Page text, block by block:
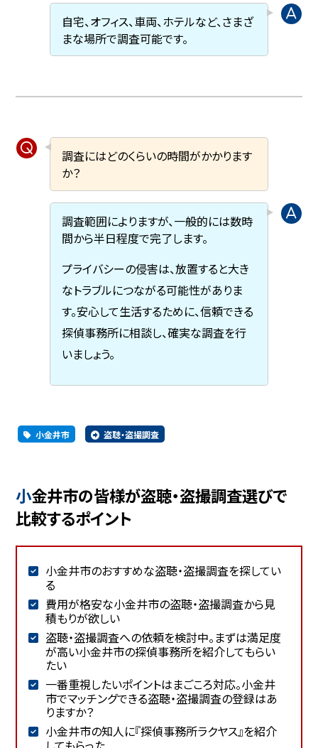
自宅、オフィス、車両、ホテルなど、さまざ
まな場所で調査可能です。
調査にはどのくらいの時間がかかります
か？
調査範囲によりますが、一般的には数時
間から半日程度で完了します。
プライバシーの侵害は、放置すると大き
なトラブルにつながる可能性がありま
す。安心して生活するために、信頼できる
探偵事務所に相談し、確実な調査を行
いましょう。
小金井市 盗聴・盗撮調査
小金井市の皆様が盗聴・盗撮調査選びで
比較するポイント
小金井市のおすすめな盗聴・盗撮調査を探してい
る
費用が格安な小金井市の盗聴・盗撮調査から見
積もりが欲しい
盗聴・盗撮調査への依頼を検討中。まずは満足度
が高い小金井市の探偵事務所を紹介してもらい
たい
一番重視したいポイントはまごころ対応。小金井
市でマッチングできる盗聴・盗撮調査の登録はあ
りますか？
小金井市の知人に『探偵事務所ラクヤス』を紹介